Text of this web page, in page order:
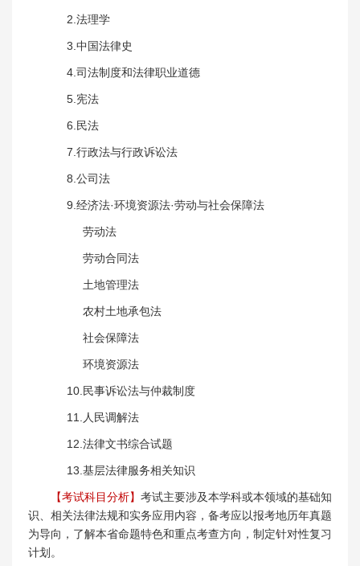
2.法理学
3.中国法律史
4.司法制度和法律职业道德
5.宪法
6.民法
7.行政法与行政诉讼法
8.公司法
9.经济法·环境资源法·劳动与社会保障法
劳动法
劳动合同法
土地管理法
农村土地承包法
社会保障法
环境资源法
10.民事诉讼法与仲裁制度
11.人民调解法
12.法律文书综合试题
13.基层法律服务相关知识
【考试科目分析】 考试主要涉及本学科或本领域的基础知
识、相关法律法规和实务应用内容，备考应以报考地历年真题
为导向，了解本省命题特色和重点考查方向，制定针对性复习
计划。